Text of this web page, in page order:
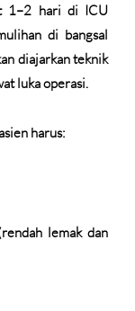
1–2 hari di ICU
di bangsal
diajarkan teknik
luka operasi.
harus:
lemak dan